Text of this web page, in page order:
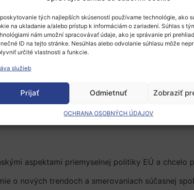
tých najlepších skúseností používame technológie, ako
na ukladanie a/alebo prístup k informáciám o zariadení. Súhlas s
nám umožní spracovávať údaje, ako je správanie pri
ID na tejto stránke. Nesúhlas alebo odvolanie súhlasu môže
určité vlastnosti a funkcie.
služieb
Prijať Odmietnuť Zobraziť
OCHRANA OSOBNÝCH ÚDAJOV
2019, ktorú organizovala Európska komisia
uskutočnila 5.-6.2.2019 v Bruseli.
zahŕňala viaceré sekcie organizované
mali za cieľ vplývať a inšpirovať budúce vedúce
aspektami priemyselnej politiky EÚ a
o nových trendoch a smerovaniach súčasnej